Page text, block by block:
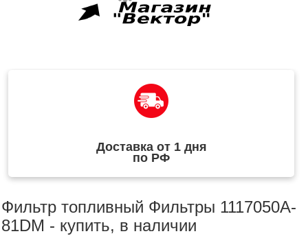
Доставка от 1 дня
по РФ
Фильтр топливный Фильтры 1117050A-
81DM - купить, в наличии